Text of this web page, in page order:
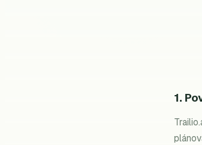
1.